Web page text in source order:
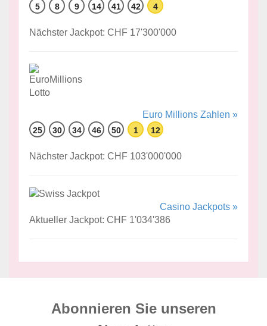
5 8 9 14 41 42 4
Nächster Jackpot: CHF 17'300'000
Euro Millions Zahlen »
25 30 34 46 50 1 12
Nächster Jackpot: CHF 103'000'000
Casino Jackpots »
Aktueller Jackpot: CHF 1'034'386
Abonnieren Sie unseren